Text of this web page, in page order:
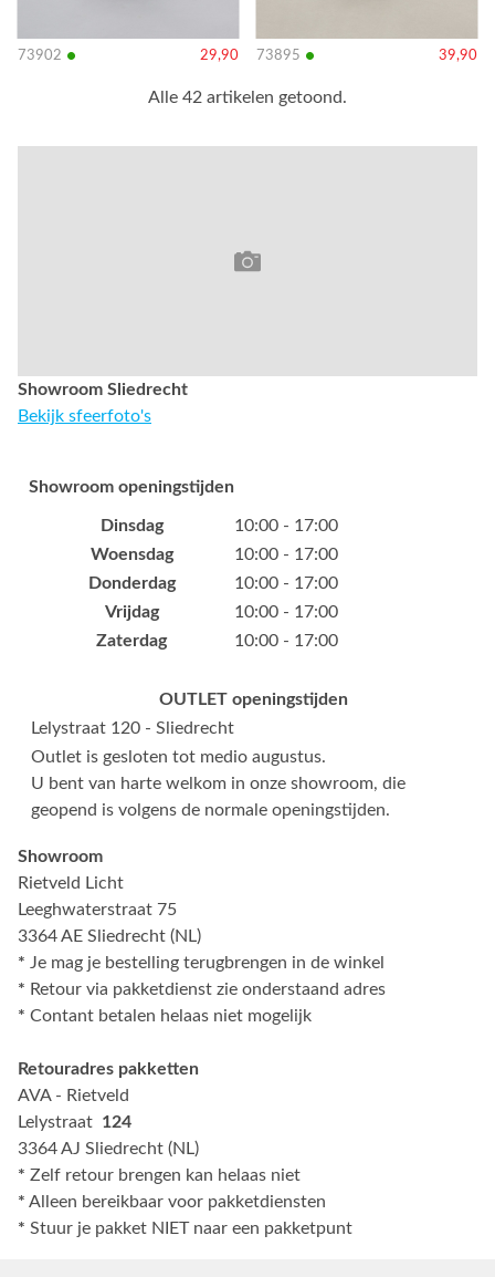
73902 • 29,90 73895 • 39,90
Alle 42 artikelen getoond.
Showroom Sliedrecht
Bekijk sfeerfoto's
Showroom openingstijden
Dinsdag
10:00 - 17:00
Woensdag
10:00 - 17:00
Donderdag
10:00 - 17:00
Vrijdag
10:00 - 17:00
Zaterdag
10:00 - 17:00
OUTLET openingstijden
Lelystraat 120 - Sliedrecht
Outlet is gesloten tot medio augustus.
U bent van harte welkom in onze showroom, die
geopend is volgens de normale openingstijden.
Showroom
Rietveld Licht
Leeghwaterstraat 75
3364 AE Sliedrecht (NL)
* Je mag je bestelling terugbrengen in de winkel
* Retour via pakketdienst zie onderstaand adres
* Contant betalen helaas niet mogelijk
Retouradres pakketten
AVA - Rietveld
Lelystraat 124
3364 AJ Sliedrecht (NL)
* Zelf retour brengen kan helaas niet
* Alleen bereikbaar voor pakketdiensten
* Stuur je pakket NIET naar een pakketpunt